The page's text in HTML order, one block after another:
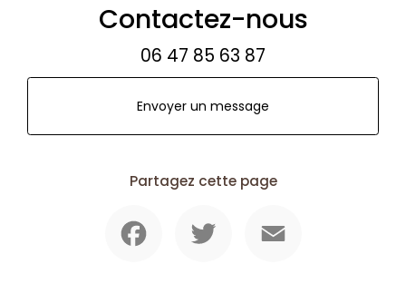
Contactez-nous
06 47 85 63 87
Envoyer un message
Partagez cette page